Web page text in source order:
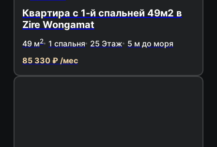
Квартира с 1-й спальней 49м2 в
Zire Wongamat
49 м2 1 спальня 25 Этаж 5 м до моря
85 330 ₽ /мес